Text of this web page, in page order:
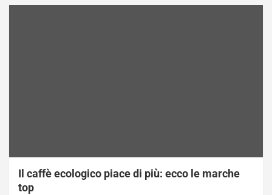
Il caffè ecologico piace di più: ecco le marche
top